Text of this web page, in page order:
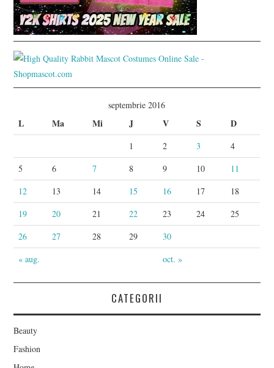
septembrie 2016
L Ma Mi J V S D
« aug. oct. »
1 2 3
4
5
6 7 8 9 10
11
12
13 14 15 16 17
18
19
20 21 22 23 24
25
26
27 28 29 30
CATEGORII
Beauty
Fashion